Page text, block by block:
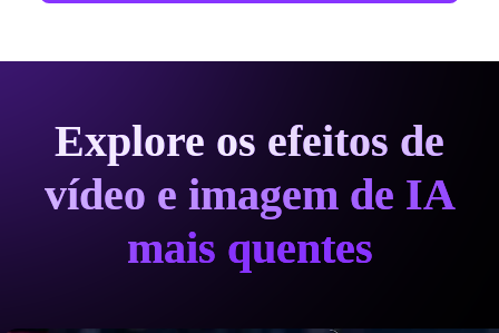
Explore os efeitos de
vídeo e imagem de IA
mais quentes